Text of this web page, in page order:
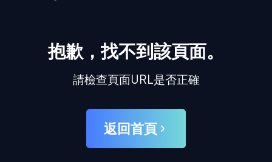
抱歉，找不到該頁面。
請檢查頁面URL是否正確
返回首頁